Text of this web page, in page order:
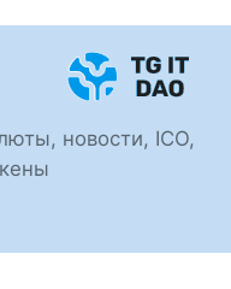
новости, ICO,